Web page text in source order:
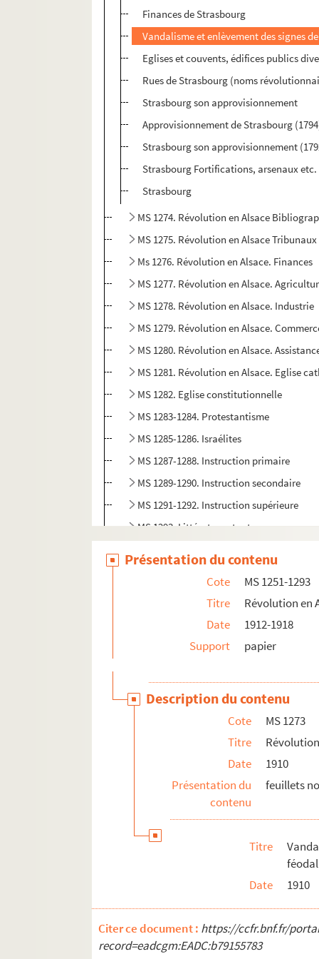
Finances de Strasbourg
Vandalisme et enlèvement des signes
Eglises et couvents, édifices publics
Rues de Strasbourg (noms
Strasbourg son approvisionnement
Approvisionnement de Strasbourg
Strasbourg son approvisionnement
Strasbourg Fortifications, arsenaux
Strasbourg
MS 1274. Révolution en Alsace
MS 1275. Révolution en Alsace Tribunaux
Ms 1276. Révolution en Alsace. Finances
MS 1277. Révolution en Alsace.
MS 1278. Révolution en Alsace. Industrie
MS 1279. Révolution en Alsace.
MS 1280. Révolution en Alsace.
MS 1281. Révolution en Alsace. Eglise
MS 1282. Eglise constitutionnelle
MS 1283-1284. Protestantisme
MS 1285-1286. Israélites
MS 1287-1288. Instruction primaire
MS 1289-1290. Instruction secondaire
MS 1291-1292. Instruction supérieure
MS 1293. Littérature et arts
MS 1294. Correspondance entre Berger-
MS 1429. Papiers et notes de famille - famille
Présentation du contenu
Cote
MS 1251-1293
Titre
Révolution en
Date
1912-1918
Support
papier
Description du contenu
Cote
MS 1273
Titre
Date
1910
Présentation du
contenu
feuillets
Titre
Date
1910
Citer ce document : https://ccfr.bnf.fr/
record=eadcgm:EADC:b79155783